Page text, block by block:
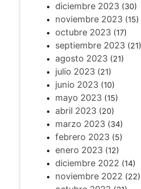
diciembre 2023(30)
noviembre 2023(15)
octubre 2023(17)
septiembre 2023(21)
agosto 2023(21)
julio 2023(21)
junio 2023(10)
mayo 2023(15)
abril 2023(20)
marzo 2023(34)
febrero 2023(5)
enero 2023(12)
diciembre 2022 (14)
noviembre 2022 (22)